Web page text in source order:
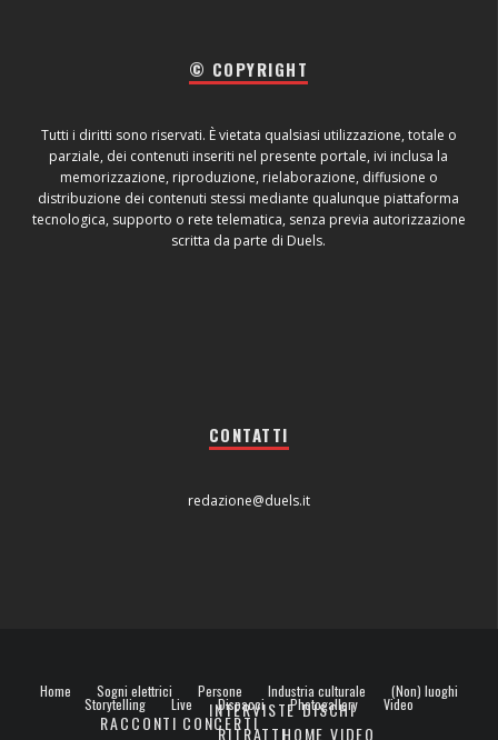
© COPYRIGHT
Tutti i diritti sono riservati. È vietata qualsiasi utilizzazione, totale o
parziale, dei contenuti inseriti nel presente portale, ivi inclusa la
memorizzazione, riproduzione, rielaborazione, diffusione o
distribuzione dei contenuti stessi mediante qualunque piattaforma
tecnologica, supporto o rete telematica, senza previa autorizzazione
scritta da parte di Duels.
CONTATTI
redazione@duels.it
Home Sogni elettrici Persone
INTERVISTE
RITRATTI
Industria culturale
DISCHI
HOME VIDEO
(Non) luoghi
Storytelling
RACCONTI
Live
CONCERTI
Dispacci Photogallery Video